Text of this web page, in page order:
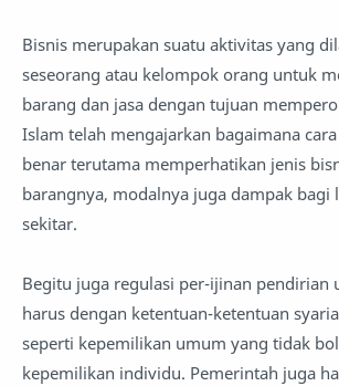
Bisnis merupakan suatu aktivitas yang
seseorang atau kelompok orang untuk
barang dan jasa dengan tujuan
Islam telah mengajarkan bagaimana
benar terutama memperhatikan jenis
barangnya, modalnya juga dampak bagi
sekitar.
Begitu juga regulasi per-ijinan pendirian
harus dengan ketentuan-ketentuan
seperti kepemilikan umum yang tidak
kepemilikan individu. Pemerintah juga